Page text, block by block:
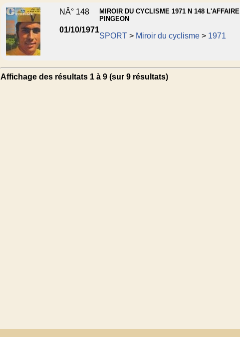
NÂ° 148
01/10/1971
MIROIR DU CYCLISME 1971 N 148 L'AFFAIRE
PINGEON
SPORT> Miroir du cyclisme> 1971
Affichage des résultats 1 à 9 (sur 9 résultats)